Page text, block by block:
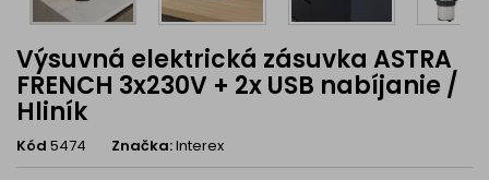
Výsuvná elektrická zásuvka ASTRA
FRENCH 3x230V + 2x USB nabíjanie /
Hliník
Kód 5474 Značka:Interex